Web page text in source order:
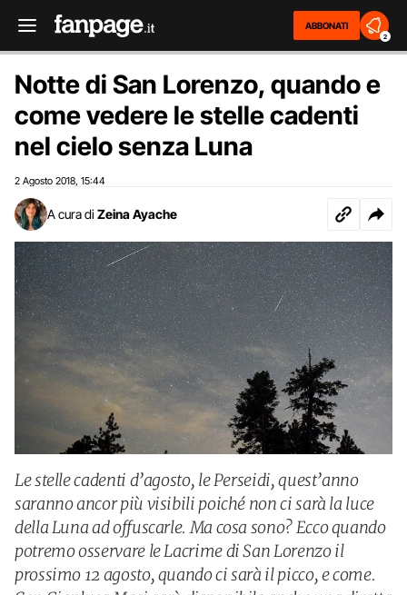
ABBONATI
2
Notte di San Lorenzo, quando e
come vedere le stelle cadenti
nel cielo senza Luna
2 Agosto 2018 15:44
A cura di Zeina Ayache
Le stelle cadenti d’agosto, le Perseidi, quest’anno
saranno ancor più visibili poiché non ci sarà la luce
della Luna ad offuscarle. Ma cosa sono? Ecco quando
potremo osservare le Lacrime di San Lorenzo il
prossimo 12 agosto, quando ci sarà il picco, e come.